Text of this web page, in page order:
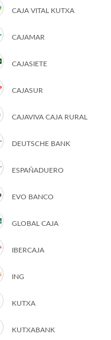
CAJA VITAL KUTXA
CAJAMAR
CAJASIETE
CAJASUR
CAJAVIVA CAJA RURAL
DEUTSCHE BANK
ESPAÑADUERO
EVO BANCO
GLOBAL CAJA
IBERCAJA
ING
KUTXA
KUTXABANK